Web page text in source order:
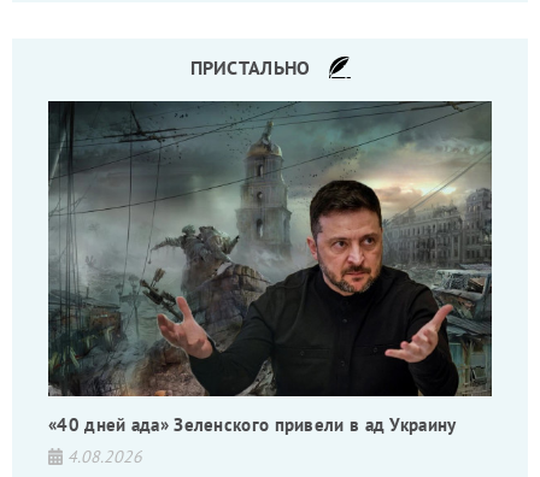
ПРИСТАЛЬНО
«40 дней ада» Зеленского привели в ад Украину
4.08.2026